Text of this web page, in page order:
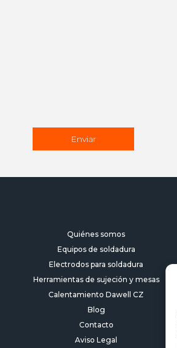
Quiénes somos
Equipos de soldadura
Electrodos para soldadura
Herramientas de sujeción y mesas
Calentamiento Dawell CZ
Blog
Contacto
Aviso Legal